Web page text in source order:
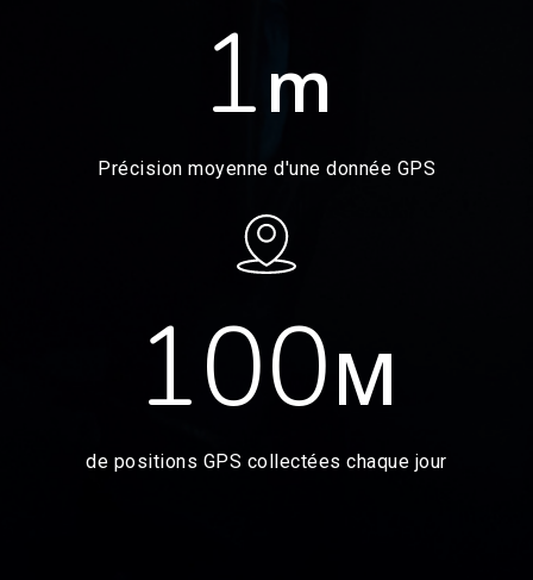
1m
Précision moyenne d'une donnée GPS
100M
de positions GPS collectées chaque jour